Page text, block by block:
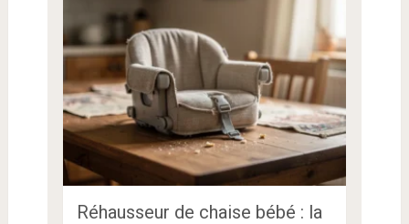
Réhausseur de chaise bébé : la